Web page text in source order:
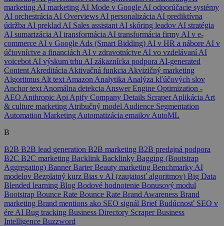
marketing AI marketing AI Mode v Google AI odporúčacie systémy
AI orchestrácia AI Overviews AI personalizácia AI prediktívna
údržba AI preklad AI Sales assistant AI skóring leadov AI stratégia
AI sumarizácia AI transformácia AI transformácia firmy AI v e-
commerce AI v Google Ads (Smart Bidding) AI v HR a nábore AI v
účtovníctve a financiách AI v zdravotníctve AI vo vzdelávaní AI
voicebot AI výskum trhu AI zákaznícka podpora AI-generated
Content Akreditácia Aktivačná funkcia Akvizičný marketing
Algoritmus Alt text Amazon Analytika Analýza kľúčových slov
Anchor text Anomálna detekcia Answer Engine Optimization -
AEO Anthropic Api Apify Company Details ScraperAplikácia Art
& culture marketing Atribučný model Audience Segmentation
Automation Marketing Automatizácia emailov AutoML
B
B2B B2B lead generation B2B marketing B2B predajná podpora
B2C B2C marketing Backlink Backlinky Bagging (Bootstrap
Aggregating) BannerBarterBeauty marketing Benchmarky AI
modelov Bezplatný kurz Bias v AI (zaujatosť algoritmov) Big Data
Blended learning Blog Bodové hodnotenie Bonusový modul
Bootstrap Bounce Rate Bounce Rate Brand Awareness Brand
marketing Brand mentions ako SEO signál BriefBudúcnosť SEO v
ére AI Bug tracking Business Directory ScraperBusiness
Intelligence Buzzword